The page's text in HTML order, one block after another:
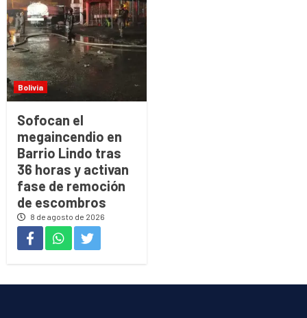
Bolivia
Sofocan el
megaincendio en
Barrio Lindo tras
36 horas y activan
fase de remoción
de escombros
8 de agosto de 2026